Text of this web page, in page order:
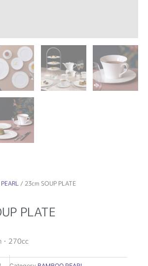
/ 23cm SOUP PLATE
PLATE
・270cc